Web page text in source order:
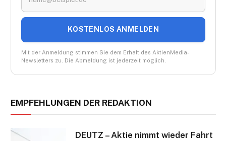
KOSTENLOS ANMELDEN
Mit der Anmeldung stimmen Sie dem Erhalt des AktienMedia-
Newsletters zu. Die Abmeldung ist jederzeit möglich.
EMPFEHLUNGEN DER REDAKTION
DEUTZ – Aktie nimmt wieder Fahrt